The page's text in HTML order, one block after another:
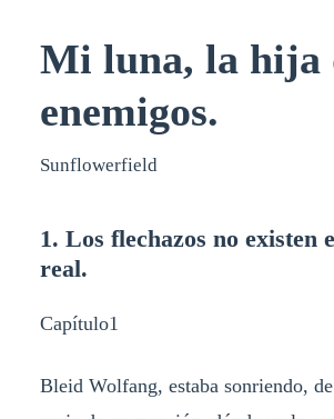
Mi luna, la hija
enemigos.
Sunflowerfield
1. Los flechazos no existen
real.
Capítulo1
Bleid Wolfang, estaba sonriendo,